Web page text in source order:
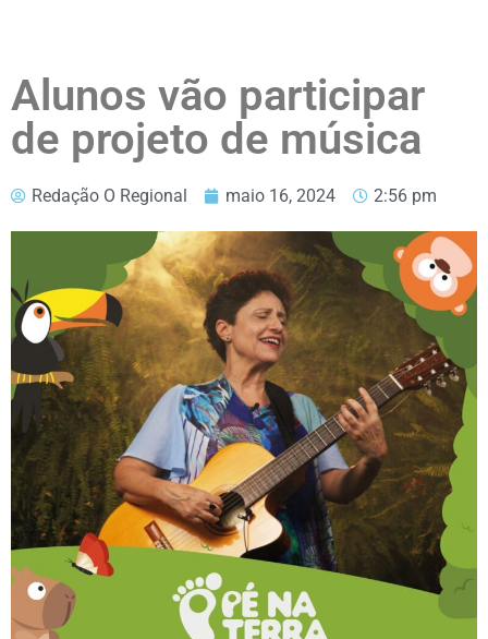
Alunos vão participar
de projeto de música
Redação O Regional maio 16, 2024 2:56 pm